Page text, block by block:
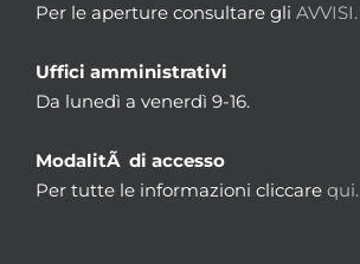
Per le aperture consultare gli AVVISI.
Uffici amministrativi
Da lunedì a venerdì 9-16.
ModalitÃ di accesso
Per tutte le informazioni cliccare qui.